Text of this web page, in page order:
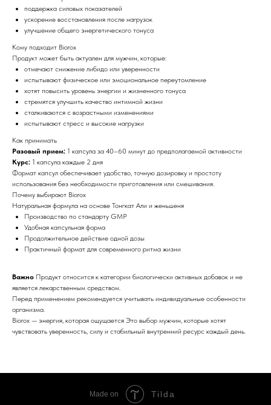
поддержка силовых показателей
ускорение восстановления после нагрузок
улучшение общего энергетического тонуса
Кому подходит Biorox
Продукт может быть актуален для мужчин, которые:
отмечают снижение либидо или уверенности
испытывают физическое или эмоциональное переутомление
хотят повысить уровень энергии и жизненного тонуса
стремятся улучшить качество интимной жизни
сталкиваются с возрастными изменениями
испытывают стресс и высокие нагрузки
Как принимать
Разовый прием: 1 капсула за 40–60 минут до предполагаемой активности
Курс: 1 капсула каждые 2 дня
Формат капсул обеспечивает удобство, точную дозировку и простоту
использования без необходимости приготовления или смешивания.
Почему выбирают Biorox
Натуральная формула на основе Тонгкат Али и женьшеня
Производство по стандарту GMP
Удобная капсульная форма
Продолжительное действие одной дозы
Практичный формат для современного ритма жизни
Важно Продукт относится к категории биологически активных добавок и не
является лекарственным средством.
Перед применением рекомендуется учитывать индивидуальные особенности
организма.
Biorox — энергия, которая ощущается Это выбор мужчин, которые хотят
чувствовать уверенность, силу и стабильный внутренний ресурс каждый день.
Made on Tilda